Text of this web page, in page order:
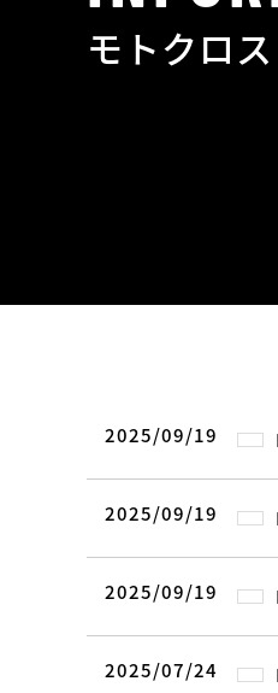
モトクロス
2025/09/19
2025/09/19
2025/09/19
2025/07/24